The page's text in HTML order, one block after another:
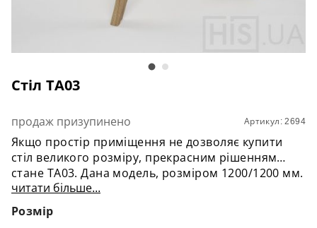
Стіл TA03
Артикул: 2694
продаж призупинено
Якщо простір приміщення не дозволяє купити
стіл великого розміру, прекрасним рішенням
стане ТА03. Дана модель, розміром 1200/1200 мм.
підкорить Вас лаконічним дизайном,
витонченими формами і м'якими лініями. ТА03
неодмінно слід купити тим, хто високо цінує
читати більше...
Розмір